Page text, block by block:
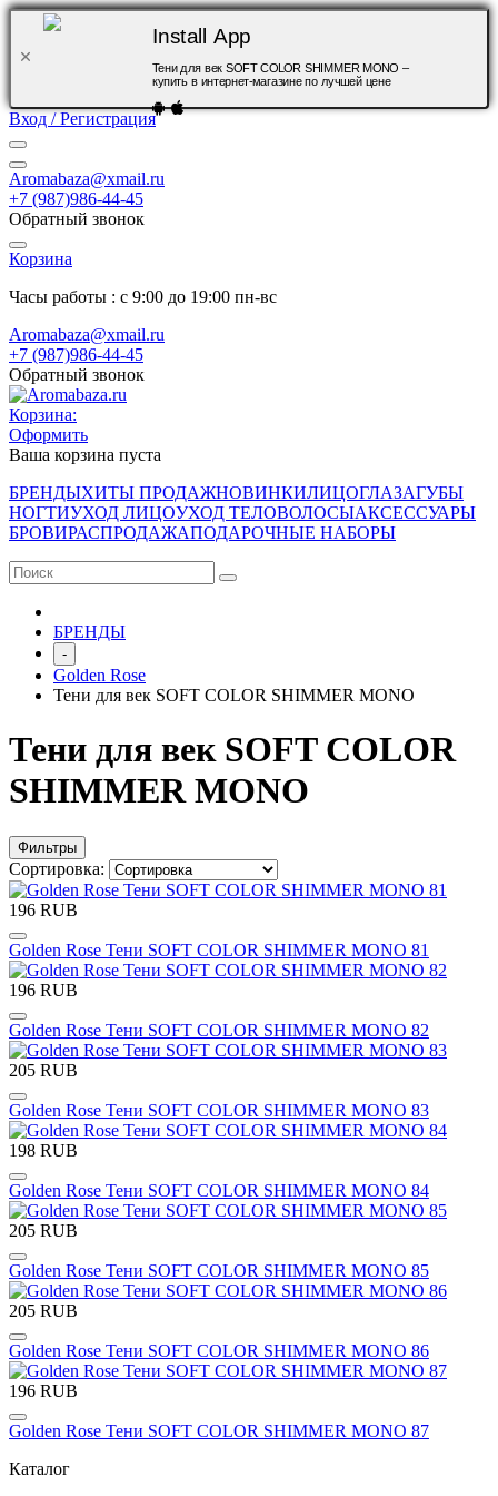
Install App
Тени для век SOFT COLOR SHIMMER MONO –
купить в интернет-магазине по лучшей цене
Вход / Регистрация
Aromabaza@xmail.ru
+7 (987)986-44-45
Обратный звонок
Корзина
Часы работы : с 9:00 до 19:00 пн-вс
Aromabaza@xmail.ru
+7 (987)986-44-45
Обратный звонок
Корзина:
Оформить
Ваша корзина пуста
БРЕНДЫХИТЫ ПРОДАЖНОВИНКИЛИЦОГЛАЗАГУБЫ
НОГТИУХОД ЛИЦОУХОД ТЕЛОВОЛОСЫАКСЕССУАРЫ
БРОВИРАСПРОДАЖАПОДАРОЧНЫЕ НАБОРЫ
БРЕНДЫ
-
Golden Rose
Тени для век SOFT COLOR SHIMMER MONO
Тени для век SOFT COLOR
SHIMMER MONO
Фильтры
Сортировка:
196 RUB
Golden Rose Тени SOFT COLOR SHIMMER MONO 81
196 RUB
Golden Rose Тени SOFT COLOR SHIMMER MONO 82
205 RUB
Golden Rose Тени SOFT COLOR SHIMMER MONO 83
198 RUB
Golden Rose Тени SOFT COLOR SHIMMER MONO 84
205 RUB
Golden Rose Тени SOFT COLOR SHIMMER MONO 85
205 RUB
Golden Rose Тени SOFT COLOR SHIMMER MONO 86
196 RUB
Golden Rose Тени SOFT COLOR SHIMMER MONO 87
Каталог